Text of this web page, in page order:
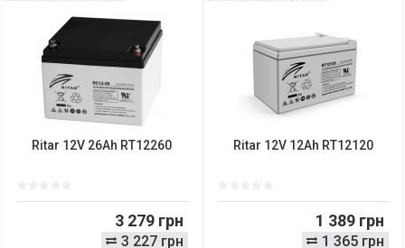
Ritar 12V 26Ah RT12260
3 279 грн
3 227 грн
Ritar 12V 12Ah RT12120
1 389 грн
1 365 грн